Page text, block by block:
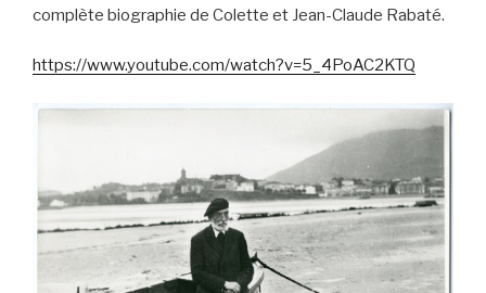
complète biographie de Colette et Jean-Claude Rabaté.
https://www.youtube.com/watch?v=5_4PoAC2KTQ